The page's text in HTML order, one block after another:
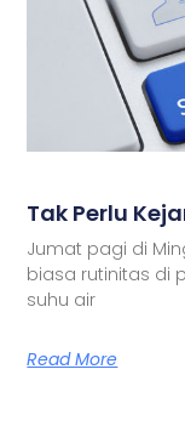
Tak Perlu
Jumat pagi di
biasa rutinitas di
suhu air
Read More